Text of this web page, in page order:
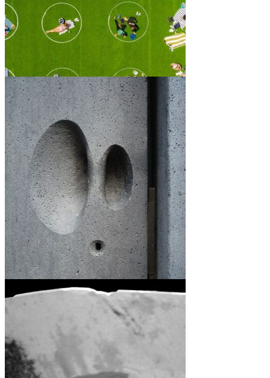
ENTREGA
EVALUABLE
NOS ACERCAMOS